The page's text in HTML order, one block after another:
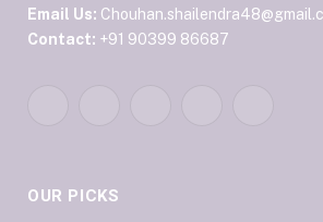
Email Us:
Contact: +91 90399 86687
OUR PICKS